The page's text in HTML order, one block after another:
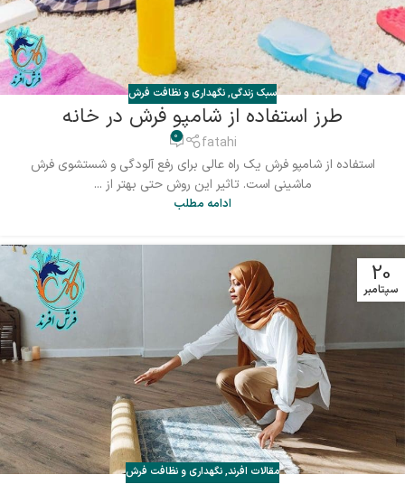
سبک زندگی,نگهداری و نظافت فرش
طرز استفاده از شامپو فرش در خانه
fatahi
0
استفاده از شامپو فرش یک راه عالی برای رفع آلودگی و شستشوی فرش
ماشینی است. تاثیر این روش حتی بهتر از ...
ادامه مطلب
20
سپتامبر
مقالات افرند,نگهداری و نظافت فرش